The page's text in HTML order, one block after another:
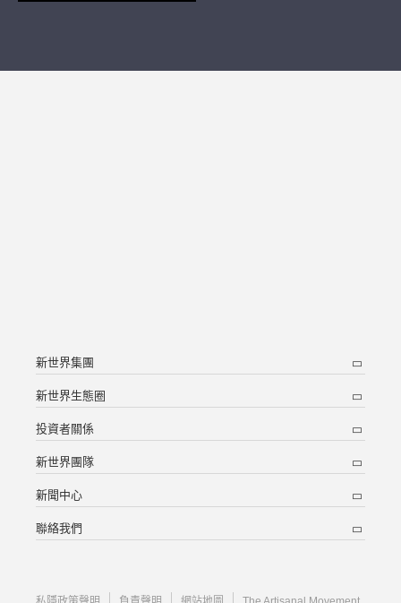
新世界集團
新世界生態圈
投資者關係
新世界團隊
新聞中心
聯絡我們